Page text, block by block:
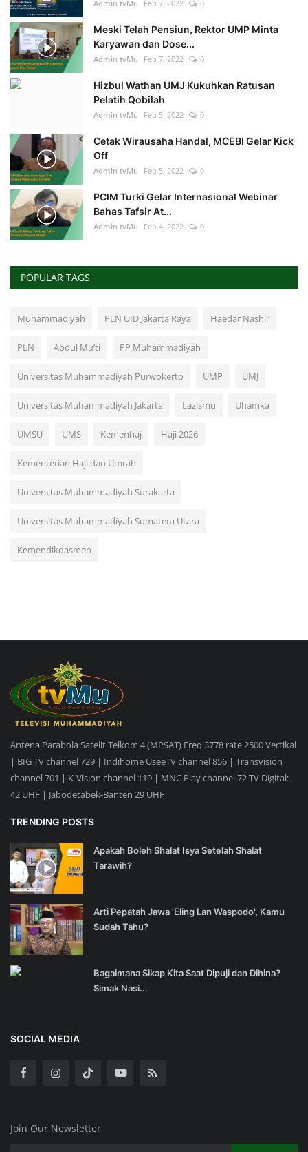
Admin tvMu Feb 7, 2022 0
Meski Telah Pensiun, Rektor UMP Minta
Karyawan dan Dose...
Admin tvMu Feb 7, 2022 0
Hizbul Wathan UMJ Kukuhkan Ratusan
Pelatih Qobilah
Admin tvMu Feb 5, 2022 0
Cetak Wirausaha Handal, MCEBI Gelar Kick
Off
Admin tvMu Feb 5, 2022 0
PCIM Turki Gelar Internasional Webinar
Bahas Tafsir At...
Admin tvMu Feb 4, 2022 0
POPULAR TAGS
Muhammadiyah PLN UID Jakarta Raya Haedar Nashir
PLN Abdul Mu’ti PP Muhammadiyah
Universitas Muhammadiyah Purwokerto UMP UMJ
Universitas Muhammadiyah Jakarta Lazismu Uhamka
UMSU UMS Kemenhaj Haji 2026
Kementerian Haji dan Umrah
Universitas Muhammadiyah Surakarta
Universitas Muhammadiyah Sumatera Utara
Kemendikdasmen
Antena Parabola Satelit Telkom 4 (MPSAT) Freq 3778 rate 2500 Vertikal
| BIG TV channel 729 | Indihome UseeTV channel 856 | Transvision
channel 701 | K-Vision channel 119 | MNC Play channel 72 TV Digital:
42 UHF | Jabodetabek-Banten 29 UHF
TRENDING POSTS
Apakah Boleh Shalat Isya Setelah Shalat
Tarawih?
Arti Pepatah Jawa 'Eling Lan Waspodo', Kamu
Sudah Tahu?
Bagaimana Sikap Kita Saat Dipuji dan Dihina?
Simak Nasi...
SOCIAL MEDIA
Join Our Newsletter